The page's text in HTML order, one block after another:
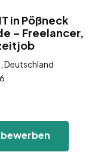
in Pößneck
– Freelancer,
Deutschland